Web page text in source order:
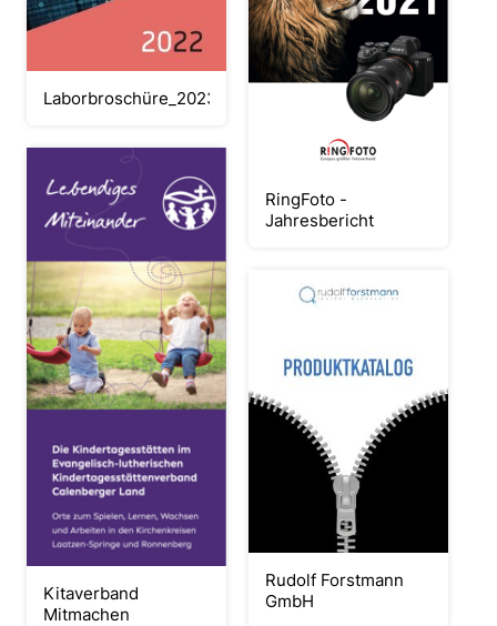
Laborbroschüre_20230118_fertig
RingFoto -
Jahresbericht
Kitaverband
Mitmachen
Rudolf Forstmann
GmbH